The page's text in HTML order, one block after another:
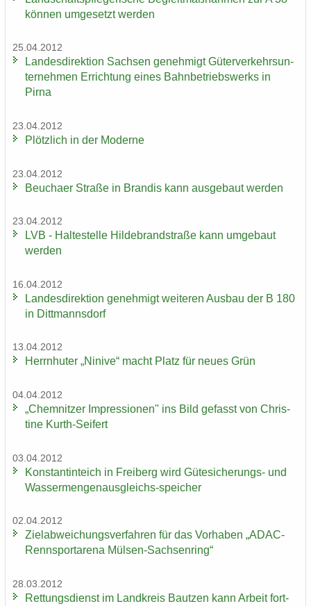
kön­nen um­ge­setzt wer­den
25.04.2012
Lan­des­di­rek­ti­on Sach­sen ge­neh­migt Gü­ter­ver­kehrs­un­
ter­neh­men Er­rich­tung eines Bahn­be­triebs­werks in
Pirna
23.04.2012
Plötz­lich in der Mo­der­ne
23.04.2012
Beu­cha­er Stra­ße in Bran­dis kann aus­ge­baut wer­den
23.04.2012
LVB - Hal­te­stel­le Hil­de­brand­stra­ße kann um­ge­baut
wer­den
16.04.2012
Lan­des­di­rek­ti­on ge­neh­migt wei­te­ren Aus­bau der B 180
in Ditt­manns­dorf
13.04.2012
Herrn­hu­ter „Ni­ni­ve“ macht Platz für neues Grün
04.04.2012
„Chem­nit­zer Im­pres­sio­nen" ins Bild ge­fasst von Chris­
ti­ne Kurth-​Seifert
03.04.2012
Kon­stan­tin­teich in Frei­berg wird Gütesicherungs-​ und
Wassermengenausgleichs-​speicher
02.04.2012
Ziel­ab­wei­chungs­ver­fah­ren für das Vor­ha­ben „ADAC-​
Rennsportarena Mülsen-​Sachsenring“
28.03.2012
Ret­tungs­dienst im Land­kreis Baut­zen kann Ar­beit fort­